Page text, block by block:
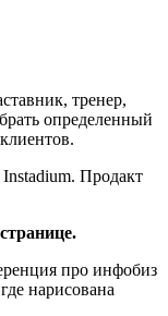
тренер,
определенный
про инфобиз
нарисована